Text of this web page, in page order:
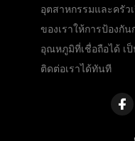
อุตสาหกรรมและครัว
ของเราให้การป้องกั
อุณหภูมิที่เชื่อถือได้ เ
ติดต่อเราได้ทันที